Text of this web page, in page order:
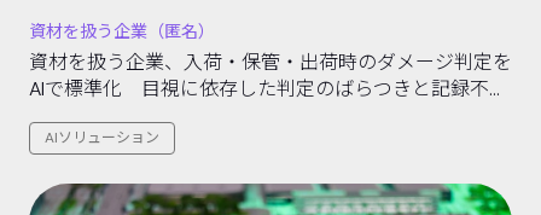
資材を扱う企業（匿名）
資材を扱う企業、入荷・保管・出荷時のダメージ判定を
AIで標準化 目視に依存した判定のばらつきと記録不備
を解消する取り組み
AIソリューション